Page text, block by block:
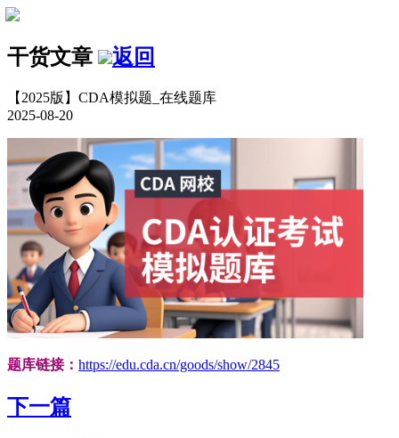
干货文章 返回
【2025版】CDA模拟题_在线题库
2025-08-20
题库链接： https://edu.cda.cn/goods/show/2845
下一篇